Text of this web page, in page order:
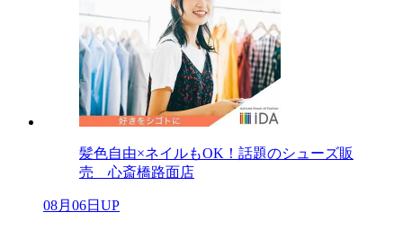
髪色自由×ネイルもOK！話題のシューズ販
売 心斎橋路面店
08月06日UP